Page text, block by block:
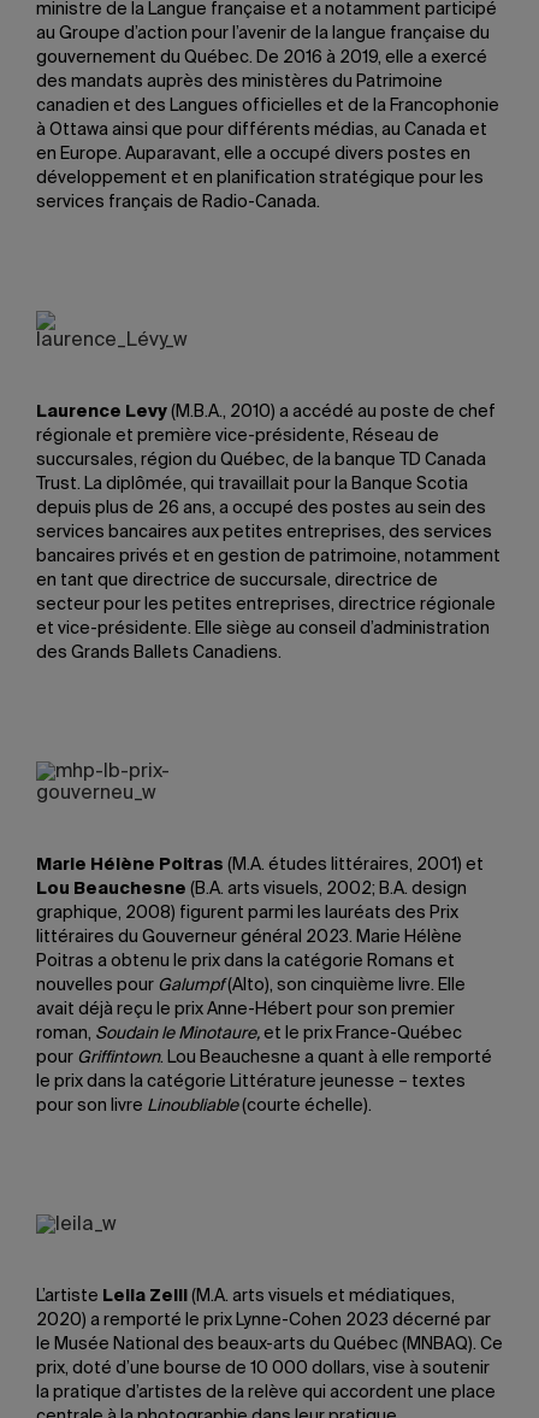
ministre de la Langue française et a notamment participé
au Groupe d’action pour l’avenir de la langue française du
gouvernement du Québec. De 2016 à 2019, elle a exercé
des mandats auprès des ministères du Patrimoine
canadien et des Langues officielles et de la Francophonie
à Ottawa ainsi que pour différents médias, au Canada et
en Europe. Auparavant, elle a occupé divers postes en
développement et en planification stratégique pour les
services français de Radio-Canada.
Laurence Levy (M.B.A., 2010) a accédé au poste de chef
régionale et première vice-présidente, Réseau de
succursales, région du Québec, de la banque TD Canada
Trust. La diplômée, qui travaillait pour la Banque Scotia
depuis plus de 26 ans, a occupé des postes au sein des
services bancaires aux petites entreprises, des services
bancaires privés et en gestion de patrimoine, notamment
en tant que directrice de succursale, directrice de
secteur pour les petites entreprises, directrice régionale
et vice-présidente. Elle siège au conseil d’administration
des Grands Ballets Canadiens.
Marie Hélène Poitras (M.A. études littéraires, 2001) et
Lou Beauchesne (B.A. arts visuels, 2002; B.A. design
graphique, 2008) figurent parmi les lauréats des Prix
littéraires du Gouverneur général 2023. Marie Hélène
Poitras a obtenu le prix dans la catégorie Romans et
nouvelles pour Galumpf(Alto), son cinquième livre. Elle
avait déjà reçu le prix Anne-Hébert pour son premier
roman, Soudain le Minotaure, et le prix France-Québec
pour Griffintown. Lou Beauchesne a quant à elle remporté
le prix dans la catégorie Littérature jeunesse – textes
pour son livre Linoubliable(courte échelle).
L’artiste Leila Zelli
(M.A. arts visuels et médiatiques,
2020) a remporté le prix Lynne-Cohen 2023 décerné par
le Musée National des beaux-arts du Québec (MNBAQ). Ce
prix, doté d’une bourse de 10 000 dollars, vise à soutenir
la pratique d’artistes de la relève qui accordent une place